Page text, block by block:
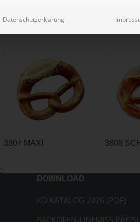
3807 MAXI
3808
DOWNLOAD
KD KATALOG 2026 (PDF)
BACKOFEN-LINEMISS
Datenschutzerklärung